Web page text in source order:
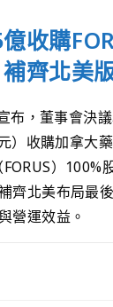
收購
齊北美
布，董事會決
）收購加拿大
）100%
齊北美布局最
營運效益。